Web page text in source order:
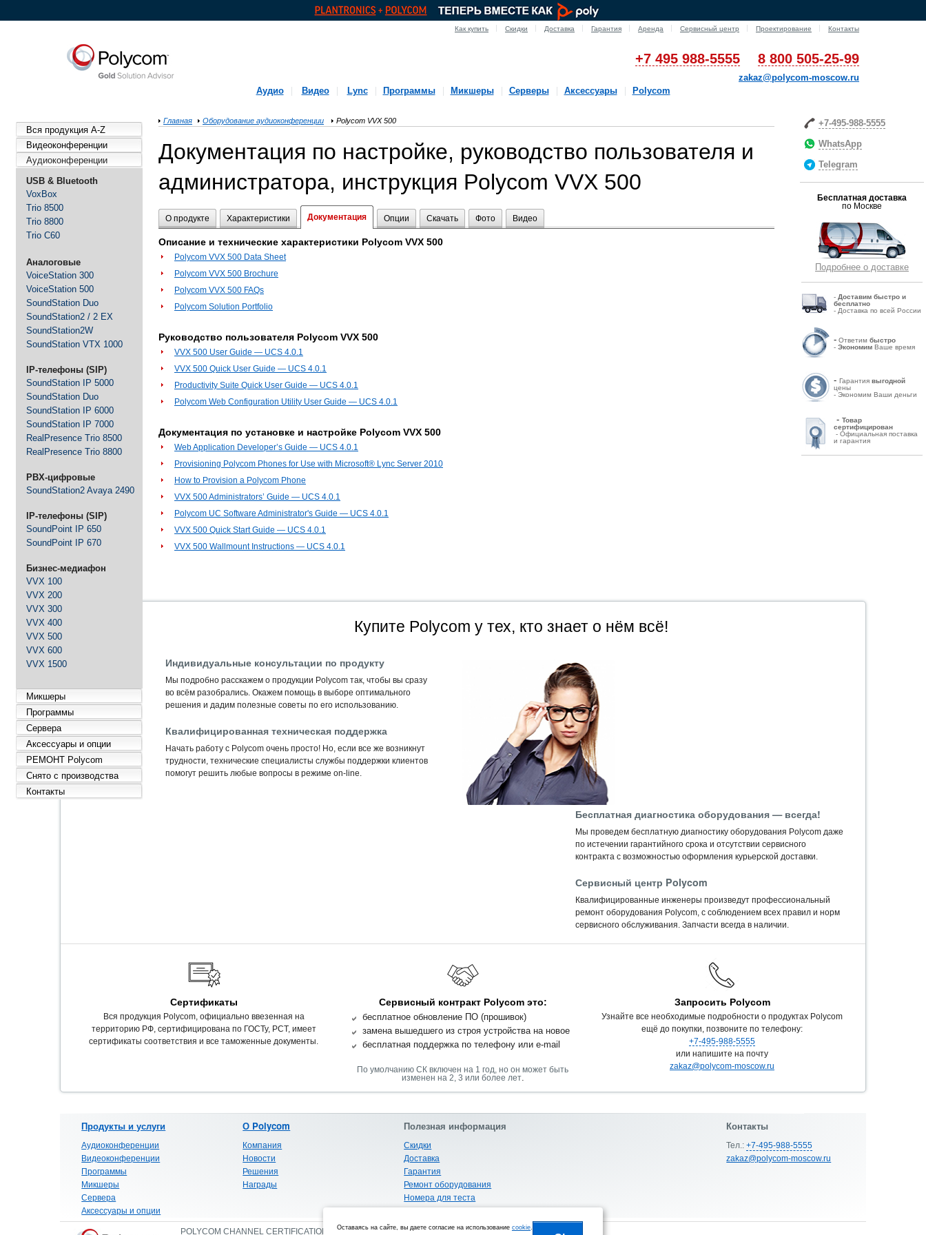
Как купить Скидки Доставка Гарантия Аренда Сервисный центр Проектирование Контакты
+7 495 988-5555 8 800 505-25-99
zakaz@polycom-moscow.ru
Аудио
Видео Lync Программы Микшеры Серверы Аксессуары Polycom
Вся продукция A-Z
Видеоконференции
Аудиоконференции
USB & Bluetooth
VoxBox
Trio 8500
Trio 8800
Trio C60
Аналоговые
VoiceStation 300
VoiceStation 500
SoundStation Duo
SoundStation2 / 2 EX
SoundStation2W
SoundStation VTX 1000
IP-телефоны (SIP)
SoundStation IP 5000
SoundStation Duo
SoundStation IP 6000
SoundStation IP 7000
RealPresence Trio 8500
RealPresence Trio 8800
PBX-цифровые
SoundStation2 Avaya 2490
IP-телефоны (SIP)
SoundPoint IP 650
SoundPoint IP 670
Бизнес-медиафон
VVX 100
VVX 200
VVX 300
VVX 400
VVX 500
VVX 600
VVX 1500
Микшеры
Программы
Сервера
Аксессуары и опции
РЕМОНТ Polycom
Снято с производства
Контакты
+7-495-988-5555
WhatsApp
Telegram
Бесплатная доставка
по Москве
Подробнее о доставке
- Доставим быстро и
бесплатно
- Доставка по всей России
- Ответим быстро
- Экономим Ваше время
- Гарантия выгодной
цены
- Экономим Ваши деньги
- Товар
сертифицирован
- Официальная поставка
и гарантия
Главная Оборудование аудиоконференции Polycom VVX 500
Документация по настройке, руководство пользователя и
администратора, инструкция Polycom VVX 500
О продукте Характеристики Документация Опции Скачать Фото Видео
Описание и технические характеристики Polycom VVX 500
Polycom VVX 500 Data Sheet
Polycom VVX 500 Brochure
Polycom VVX 500 FAQs
Polycom Solution Portfolio
Руководство пользователя Polycom VVX 500
VVX 500 User Guide — UCS 4.0.1
VVX 500 Quick User Guide — UCS 4.0.1
Productivity Suite Quick User Guide — UCS 4.0.1
Polycom Web Configuration Utility User Guide — UCS 4.0.1
Документация по установке и настройке Polycom VVX 500
Web Application Developer’s Guide — UCS 4.0.1
Provisioning Polycom Phones for Use with Microsoft® Lync Server 2010
How to Provision a Polycom Phone
VVX 500 Administrators’ Guide — UCS 4.0.1
Polycom UC Software Administrator's Guide — UCS 4.0.1
VVX 500 Quick Start Guide — UCS 4.0.1
VVX 500 Wallmount Instructions — UCS 4.0.1
Купите Polycom у тех, кто знает о нём всё!
Индивидуальные консультации по продукту
Мы подробно расскажем о продукции Polycom так, чтобы вы сразу
во всём разобрались. Окажем помощь в выборе оптимального
решения и дадим полезные советы по его использованию.
Квалифицированная техническая поддержка
Начать работу с Polycom очень просто! Но, если все же возникнут
трудности, технические специалисты службы поддержки клиентов
помогут решить любые вопросы в режиме on-line.
Бесплатная диагностика оборудования — всегда!
Мы проведем бесплатную диагностику оборудования Polycom даже
по истечении гарантийного срока и отсутствии сервисного
контракта с возможностью оформления курьерской доставки.
Сервисный центр Polycom
Квалифицированные инженеры произведут профессиональный
ремонт оборудования Polycom, c соблюдением всех правил и норм
сервисного обслуживания. Запчасти всегда в наличии.
Сертификаты
Вся продукция Polycom, официально ввезенная на
территорию РФ, сертифицирована по ГОСТу, РСТ, имеет
сертификаты соответствия и все таможенные документы.
Сервисный контракт Polycom это:
бесплатное обновление ПО (прошивок)
замена вышедшего из строя устройства на новое
бесплатная поддержка по телефону или e-mail
По умолчанию СК включен на 1 год, но он может быть
изменен на 2, 3 или более лет.
Запросить Polycom
Узнайте все необходимые подробности о продуктах Polycom
ещё до покупки, позвоните по телефону:
+7-495-988-5555
или напишите на почту
zakaz@polycom-moscow.ru
Продукты и услуги
Аудиоконференции
Видеоконференции
Программы
Микшеры
Сервера
Аксессуары и опции
О Polycom
Компания
Новости
Решения
Награды
Полезная информация
Скидки
Доставка
Гарантия
Ремонт оборудования
Номера для теста
Контакты
Тел.:+7-495-988-5555
zakaz@polycom-moscow.ru
POLYCOM CHANNEL CERTIFICATION PROGRAMОставаясь на сайте, вы даете согласие на использование cookie.